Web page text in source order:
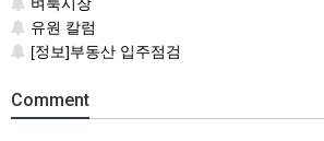
유원 칼럼
[정보]부동산 입주점검
Comment